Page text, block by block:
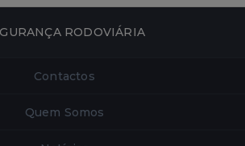
RODOVIÁRIA
Contactos
Quem Somos